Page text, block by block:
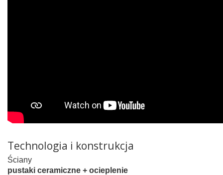
Technologia i konstrukcja
Ściany
pustaki ceramiczne + ocieplenie